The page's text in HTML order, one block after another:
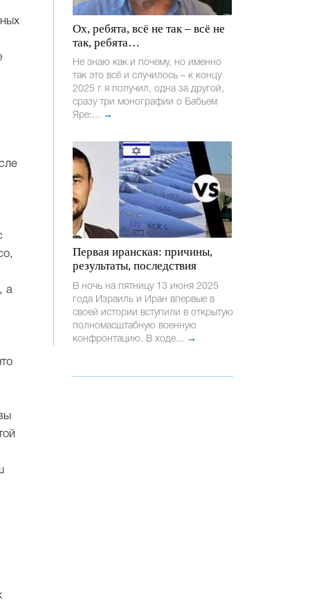
а
Ох, ребята, всё не так – всё не
так, ребята…
Не знаю как и почему, но именно
так это всё и случилось – к концу
2025 г я получил, одна за другой,
сразу три монографии о Бабьем
Яре:... →
Первая иранская: причины,
результаты, последствия
В ночь на пятницу 13 июня 2025
года Израиль и Иран впервые в
своей истории вступили в открытую
полномасштабную военную
конфронтацию. В ходе... →